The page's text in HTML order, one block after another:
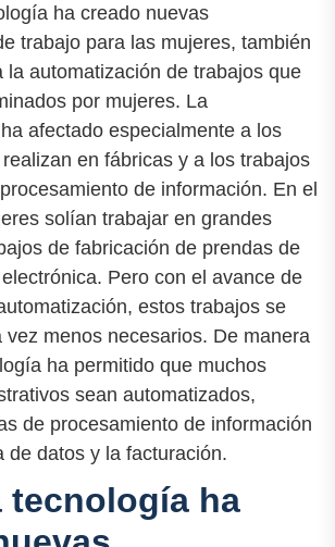
ha creado nuevas
trabajo para las mujeres, también
la automatización de trabajos que
por mujeres. La
afectado especialmente a los
en fábricas y a los trabajos
de información. En el
solían trabajar en grandes
de fabricación de prendas de
Pero con el avance de
estos trabajos se
vez menos necesarios. De manera
ha permitido que muchos
sean automatizados,
de procesamiento de información
de datos y la facturación.
tecnología ha